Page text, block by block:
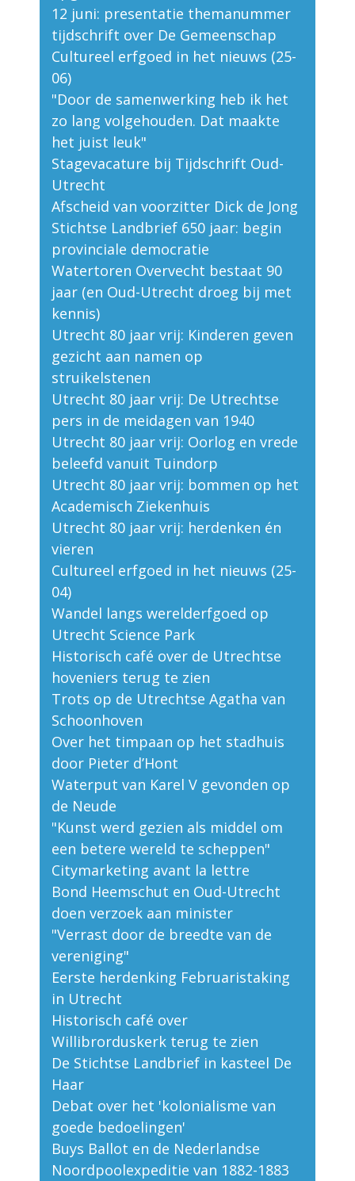
12 juni: presentatie themanummer
tijdschrift over De Gemeenschap
Cultureel erfgoed in het nieuws (25-
06)
"Door de samenwerking heb ik het
zo lang volgehouden. Dat maakte
het juist leuk"
Stagevacature bij Tijdschrift Oud-
Utrecht
Afscheid van voorzitter Dick de Jong
Stichtse Landbrief 650 jaar: begin
provinciale democratie
Watertoren Overvecht bestaat 90
jaar (en Oud-Utrecht droeg bij met
kennis)
Utrecht 80 jaar vrij: Kinderen geven
gezicht aan namen op
struikelstenen
Utrecht 80 jaar vrij: De Utrechtse
pers in de meidagen van 1940
Utrecht 80 jaar vrij: Oorlog en vrede
beleefd vanuit Tuindorp
Utrecht 80 jaar vrij: bommen op het
Academisch Ziekenhuis
Utrecht 80 jaar vrij: herdenken én
vieren
Cultureel erfgoed in het nieuws (25-
04)
Wandel langs werelderfgoed op
Utrecht Science Park
Historisch café over de Utrechtse
hoveniers terug te zien
Trots op de Utrechtse Agatha van
Schoonhoven
Over het timpaan op het stadhuis
door Pieter d’Hont
Waterput van Karel V gevonden op
de Neude
"Kunst werd gezien als middel om
een betere wereld te scheppen"
Citymarketing avant la lettre
Bond Heemschut en Oud-Utrecht
doen verzoek aan minister
"Verrast door de breedte van de
vereniging"
Eerste herdenking Februaristaking
in Utrecht
Historisch café over
Willibrorduskerk terug te zien
De Stichtse Landbrief in kasteel De
Haar
Debat over het 'kolonialisme van
goede bedoelingen'
Buys Ballot en de Nederlandse
Noordpoolexpeditie van 1882-1883